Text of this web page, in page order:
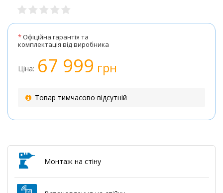
*Офіційна гарантія та
комплектація від виробника
Ціна: 67 999 грн
Товар тимчасово відсутній
Монтаж на стіну